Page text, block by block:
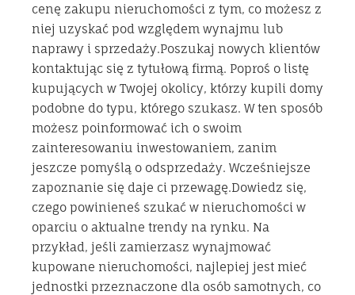
cenę zakupu nieruchomości z tym, co możesz z
niej uzyskać pod względem wynajmu lub
naprawy i sprzedaży.Poszukaj nowych klientów
kontaktując się z tytułową firmą. Poproś o listę
kupujących w Twojej okolicy, którzy kupili domy
podobne do typu, którego szukasz. W ten sposób
możesz poinformować ich o swoim
zainteresowaniu inwestowaniem, zanim
jeszcze pomyślą o odsprzedaży. Wcześniejsze
zapoznanie się daje ci przewagę.Dowiedz się,
czego powinieneś szukać w nieruchomości w
oparciu o aktualne trendy na rynku. Na
przykład, jeśli zamierzasz wynajmować
kupowane nieruchomości, najlepiej jest mieć
jednostki przeznaczone dla osób samotnych, co